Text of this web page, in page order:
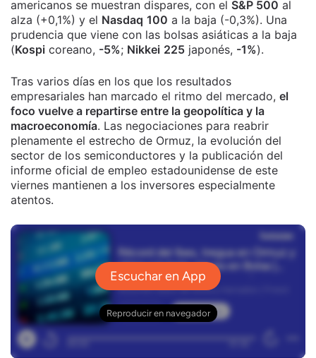
americanos se muestran dispares, con el S&P 500 al
alza (+0,1%) y el Nasdaq 100 a la baja (-0,3%). Una
prudencia que viene con las bolsas asiáticas a la baja
(Kospi coreano, -5%; Nikkei 225 japonés, -1%).
Tras varios días en los que los resultados
empresariales han marcado el ritmo del mercado, el
foco vuelve a repartirse entre la geopolítica y la
macroeconomía. Las negociaciones para reabrir
plenamente el estrecho de Ormuz, la evolución del
sector de los semiconductores y la publicación del
informe oficial de empleo estadounidense de este
viernes mantienen a los inversores especialmente
atentos.